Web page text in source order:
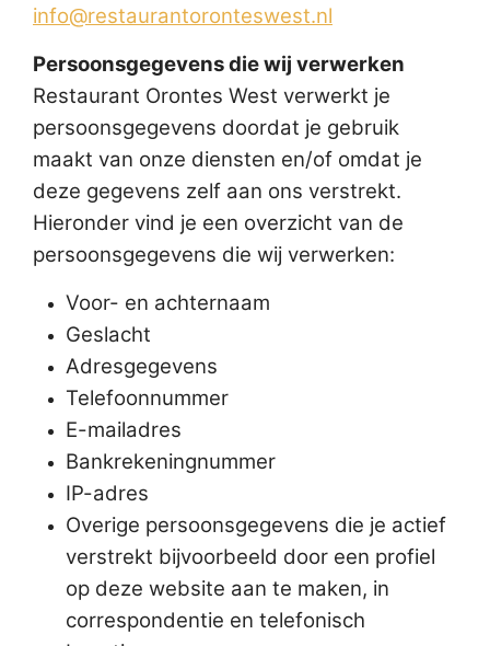
info@restaurantoronteswest.nl
Persoonsgegevens die wij verwerken
Restaurant Orontes West verwerkt je
persoonsgegevens doordat je gebruik
maakt van onze diensten en/of omdat je
deze gegevens zelf aan ons verstrekt.
Hieronder vind je een overzicht van de
persoonsgegevens die wij verwerken:
Voor- en achternaam
Geslacht
Adresgegevens
Telefoonnummer
E-mailadres
Bankrekeningnummer
IP-adres
Overige persoonsgegevens die je actief
verstrekt bijvoorbeeld door een profiel
op deze website aan te maken, in
correspondentie en telefonisch